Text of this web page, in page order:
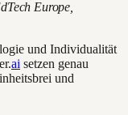
Europe,
und Individualität
ai setzen genau
und